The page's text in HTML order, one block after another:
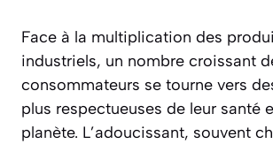
Face à la multiplication des
industriels, un nombre croissant
consommateurs se tourne vers
plus respectueuses de leur santé
planète. L’adoucissant, souvent